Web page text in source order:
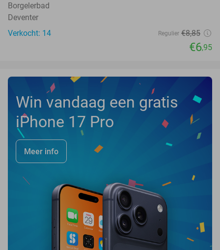
Borgelerbad
Deventer
Verkocht: 14
Regulier €8,85
€6,95
Win vandaag een gratis
iPhone 17 Pro
Meer info